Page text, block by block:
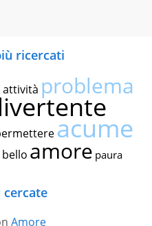
ricercati
attività problema
acume
bello amore paura
cercate
Amore